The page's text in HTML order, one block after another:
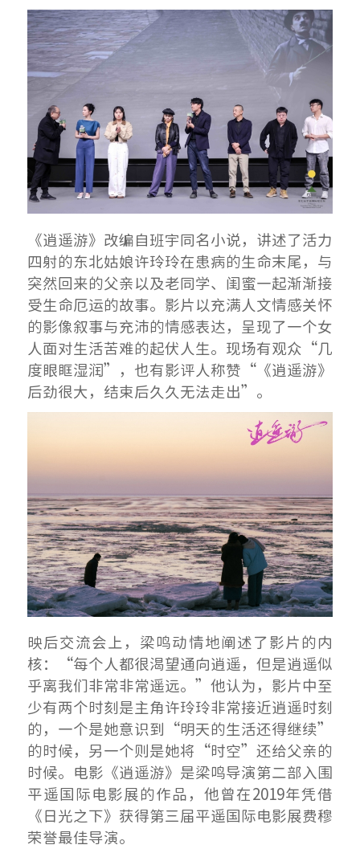
《逍遥游》改编自班宇同名小说，讲述了活力
四射的东北姑娘许玲玲在患病的生命末尾，与
突然回来的父亲以及老同学、闺蜜一起渐渐接
受生命厄运的故事。影片以充满人文情感关怀
的影像叙事与充沛的情感表达，呈现了一个女
人面对生活苦难的起伏人生。现场有观众“几
度眼眶湿润”，也有影评人称赞“《逍遥游》
后劲很大，结束后久久无法走出”。
映后交流会上，梁鸣动情地阐述了影片的内
核：“每个人都很渴望通向逍遥，但是逍遥似
乎离我们非常非常遥远。”他认为，影片中至
少有两个时刻是主角许玲玲非常接近逍遥时刻
的，一个是她意识到“明天的生活还得继续”
的时候，另一个则是她将“时空”还给父亲的
时候。电影《逍遥游》是梁鸣导演第二部入围
平遥国际电影展的作品，他曾在2019年凭借
《日光之下》获得第三届平遥国际电影展费穆
荣誉最佳导演。